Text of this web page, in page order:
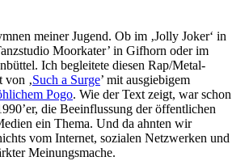
meiner Jugend. Ob im ‚Jolly Joker‘ in
Moorkater’ in Gifhorn oder im
Ich begleitete diesen Rap/Metal-
von ‚Such a Surge’ mit ausgiebigem
Pogo. Wie der Text zeigt, war schon
die Beeinflussung der öffentlichen
ein Thema. Und da ahnten wir
vom Internet, sozialen Netzwerken und
Meinungsmache.